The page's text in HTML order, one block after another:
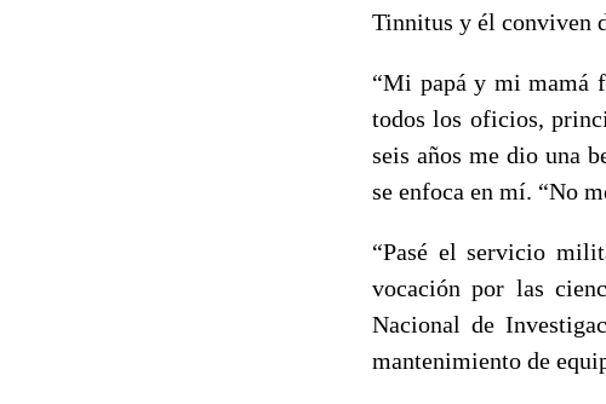
Tinnitus y él conviven
“Mi papá y mi mamá
todos los oficios,
seis años me dio una
se enfoca en mí. “No
“Pasé el servicio
vocación por las
Nacional de
mantenimiento de